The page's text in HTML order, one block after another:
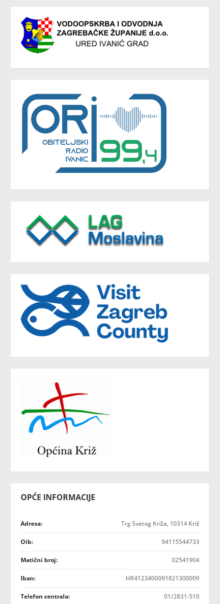
OPĆE INFORMACIJE
Adresa: Trg Svetog Križa, 10314 Križ
Oib: 94115544733
Matični broj: 02541904
Iban: HR4123400091821300009
Telefon centrala: 01/2831-510